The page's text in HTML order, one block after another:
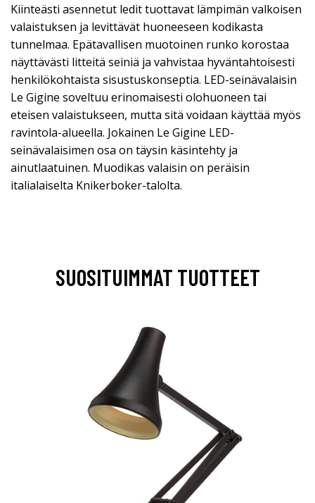
Kiinteästi asennetut ledit tuottavat lämpimän valkoisen
valaistuksen ja levittävät huoneeseen kodikasta
tunnelmaa. Epätavallisen muotoinen runko korostaa
näyttävästi litteitä seiniä ja vahvistaa hyväntahtoisesti
henkilökohtaista sisustuskonseptia. LED-seinävalaisin
Le Gigine soveltuu erinomaisesti olohuoneen tai
eteisen valaistukseen, mutta sitä voidaan käyttää myös
ravintola-alueella. Jokainen Le Gigine LED-
seinävalaisimen osa on täysin käsintehty ja
ainutlaatuinen. Muodikas valaisin on peräisin
italialaiselta Knikerboker-talolta.
SUOSITUIMMAT TUOTTEET